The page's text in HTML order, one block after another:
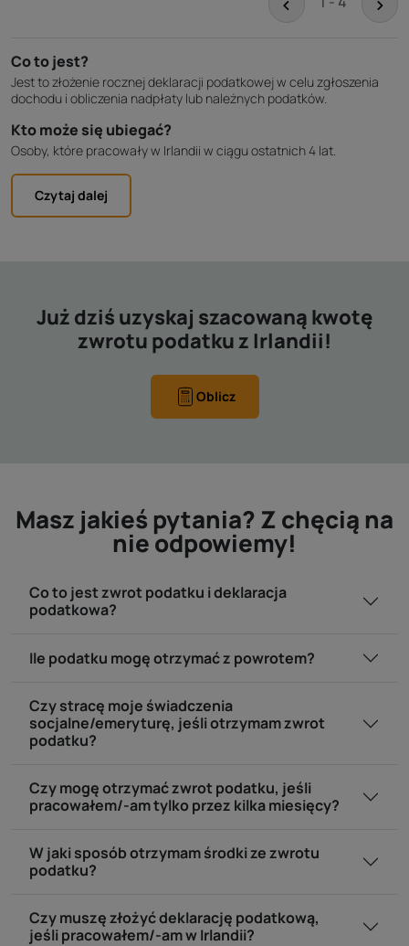
Co to jest?
Jest to złożenie rocznej deklaracji podatkowej w celu zgłoszenia
dochodu i obliczenia nadpłaty lub należnych podatków.
Kto może się ubiegać?
Osoby, które pracowały w Irlandii w ciągu ostatnich 4 lat.
Czytaj dalej
Już dziś uzyskaj szacowaną kwotę
zwrotu podatku z Irlandii!
Oblicz
Masz jakieś pytania? Z chęcią na
nie odpowiemy!
Co to jest zwrot podatku i deklaracja
podatkowa?
Ile podatku mogę otrzymać z powrotem?
Czy stracę moje świadczenia
socjalne/emeryturę, jeśli otrzymam zwrot
podatku?
Czy mogę otrzymać zwrot podatku, jeśli
pracowałem/-am tylko przez kilka miesięcy?
W jaki sposób otrzymam środki ze zwrotu
podatku?
Czy muszę złożyć deklarację podatkową,
jeśli pracowałem/-am w Irlandii?